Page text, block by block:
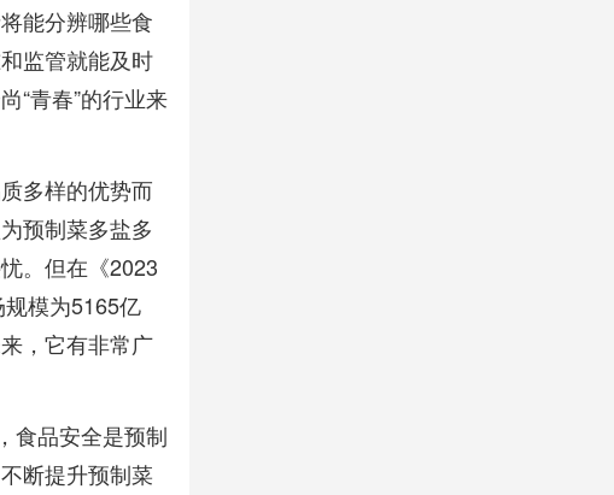
能分辨哪些食
监管就能及时
“青春”的行业来
多样的优势而
预制菜多盐多
。但在《2023
模为5165亿
，它有非常广
食品安全是预制
断提升预制菜